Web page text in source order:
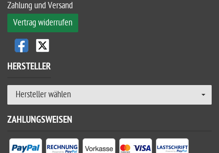
Zahlung und Versand
Vertrag widerrufen
HERSTELLER
Hersteller wählen
ZAHLUNGSWEISEN